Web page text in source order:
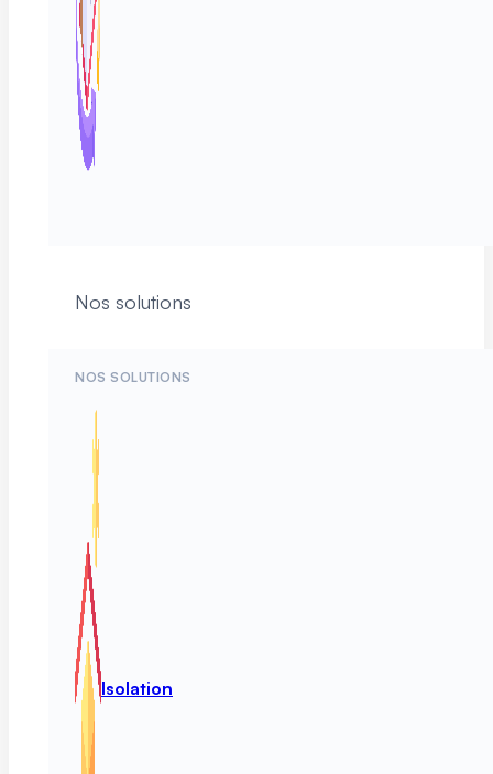
Nos solutions
NOS SOLUTIONS
Isolation